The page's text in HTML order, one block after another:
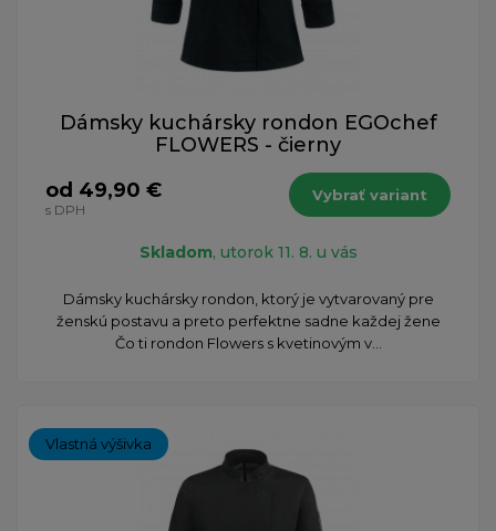
Dámsky kuchársky rondon EGOchef
FLOWERS - čierny
od 49,90 €
s DPH
Vybrať variant
Skladom, utorok 11. 8. u vás
Dámsky kuchársky rondon, ktorý je vytvarovaný pre
ženskú postavu a preto perfektne sadne každej žene
Čo ti rondon Flowers s kvetinovým v...
Vlastná výšivka